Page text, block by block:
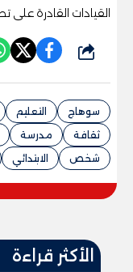
القيادات القادرة على
شارك
سوهاج التعليم
ثقافة
مدرسة
شخص
الابتدائي
الأكثر قراءة